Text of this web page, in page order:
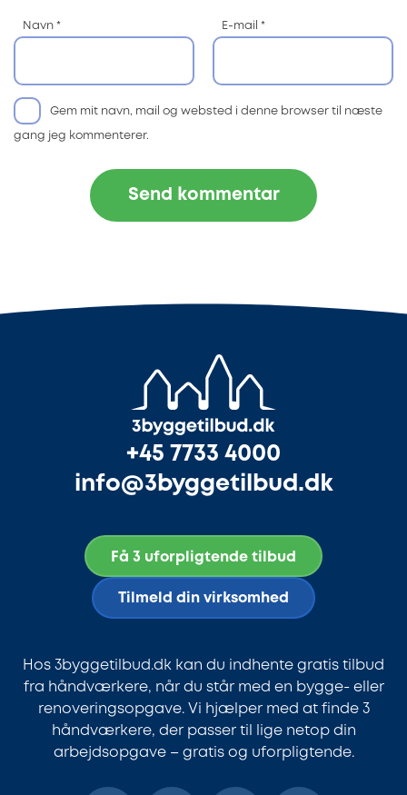
Navn * E-mail *
Gem mit navn, mail og websted i denne browser til næste
gang jeg kommenterer.
+45 7733 4000
info@3byggetilbud.dk
Få 3 uforpligtende tilbud
Tilmeld din virksomhed
Hos 3byggetilbud.dk kan du indhente gratis tilbud
fra håndværkere, når du står med en bygge- eller
renoveringsopgave. Vi hjælper med at finde 3
håndværkere, der passer til lige netop din
arbejdsopgave – gratis og uforpligtende.